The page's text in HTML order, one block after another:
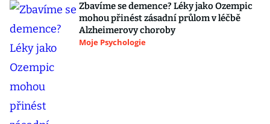
Zbavíme se demence? Léky jako Ozempic
mohou přinést zásadní průlom v léčbě
Alzheimerovy choroby
Moje Psychologie